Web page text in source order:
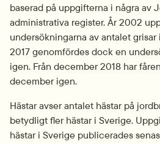
baserad på uppgifterna i några av
administrativa register. År 2002
undersökningarna av antalet
2017 genomfördes dock en
igen. Från december 2018 har
december igen.
Hästar avser antalet hästar på
betydligt fler hästar i Sverige.
hästar i Sverige publicerades